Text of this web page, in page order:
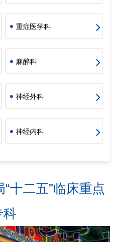
重症医学科
麻醉科
神经外科
神经内科
十二五”临床重点
科